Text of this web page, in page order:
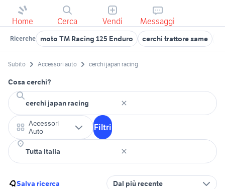
Home Cerca Vendi Messaggi
Ricerche moto TM Racing 125 Enduro cerchi trattore same
Subito Accessori auto cerchi japan racing
Cosa cerchi?
Accessori
Auto
Filtri
Salva ricerca Dal più recente